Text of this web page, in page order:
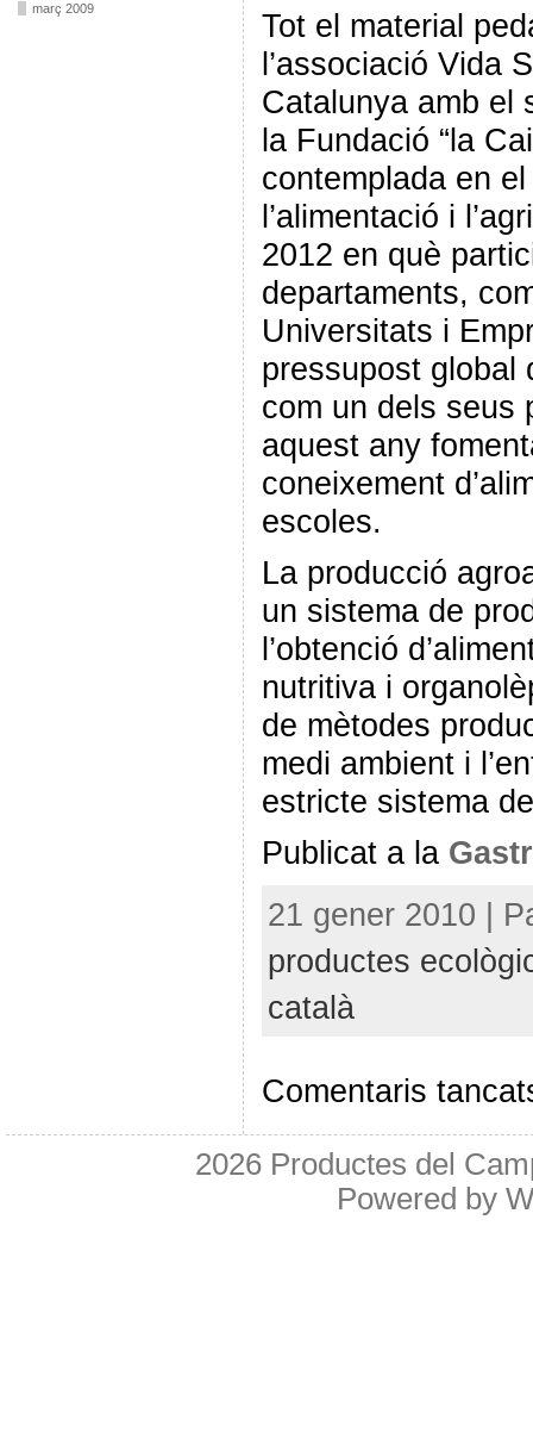
març 2009
Tot el material
l’associació Vida
Catalunya amb el
la Fundació “la
contemplada en
l’alimentació i
2012 en què
departaments,
Universitats i
pressupost global
com un dels seus
aquest any
coneixement
escoles.
La producció
un sistema de
l’obtenció
nutritiva i
de mètodes
medi ambient i
estricte sistema
Publicat a la
21 gener 2010 |
productes
català
Comentaris
2026 Productes del
Powered by